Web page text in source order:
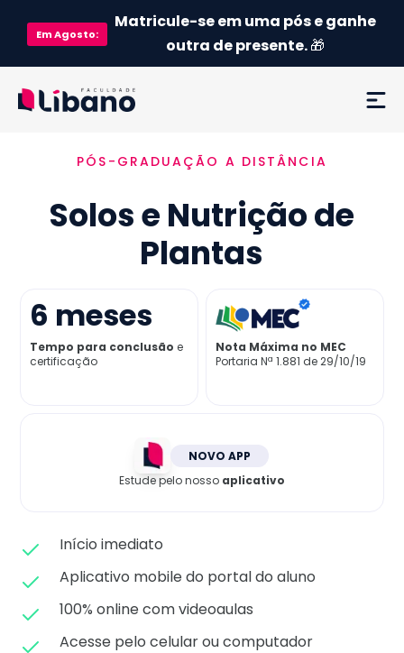
EmAgosto:
Matricule-se em uma pós e ganhe
outra de presente.🎁
Ementa
Como funciona
Credenciamento MEC
Preço
Já sou aluno
PÓS-GRADUAÇÃO A DISTÂNCIA
Solos e Nutrição de
Plantas
6 meses
Tempo para conclusão e
certificação
Nota Máxima no MEC
Portaria Nª 1.881 de 29/10/19
NOVO APP
Estude pelo nosso aplicativo
Início imediato
Aplicativo mobile do portal do aluno
100% online com videoaulas
Acesse pelo celular ou computador